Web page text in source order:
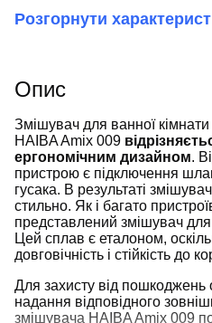
Розгорнути
Опис
Змішувач для ванної
HAIBA Amix 009
ергономічним дизайном.
пристрою є підключення
гусака. В результаті
стильно. Як і багато
представлений змішувач для
Цей сплав є еталоном,
довговічність і стійкість до
Для захисту від пошкоджень
надання відповідного
змішувача HAIBA Amix 009